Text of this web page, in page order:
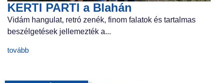
KERTI PARTI a Blahán
Vidám hangulat, retró zenék, finom falatok és tartalmas
beszélgetések jellemezték a...
tovább